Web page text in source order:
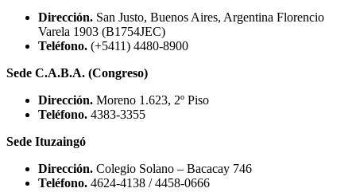
Dirección. San Justo, Buenos Aires, Argentina Florencio
Varela 1903 (B1754JEC)
Teléfono. (+5411) 4480-8900
Sede C.A.B.A. (Congreso)
Dirección. Moreno 1.623, 2º Piso
Teléfono. 4383-3355
Sede Ituzaingó
Dirección. Colegio Solano – Bacacay 746
Teléfono. 4624-4138 / 4458-0666